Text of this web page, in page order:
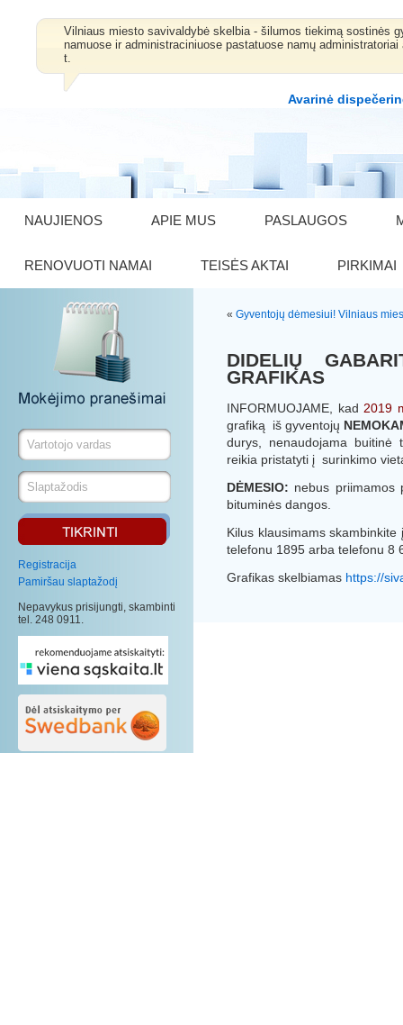
Vilniaus miesto savivaldybė skelbia - šilumos tiekimą sostinės
namuose ir administraciniuose pastatuose namų
t.
Avarinė
NAUJIENOS APIE MUS PASLAUGOS
RENOVUOTI NAMAI TEISĖS AKTAI PIRKIMAI
Registracija
Pamiršau slaptažodį
Nepavykus prisijungti, skambinti
tel. 248 0911.
« Gyventojų dėmesiui! Vilniaus
DIDELIŲ
GRAFIKAS
INFORMUOJAME, kad 2019
grafiką iš gyventojų
durys, nenaudojama buitinė
reikia pristatyti į surinkimo
DĖMESIO: nebus priimamos
bituminės dangos.
Kilus klausimams
telefonu 1895 arba telefonu 8
Grafikas skelbiamas https://